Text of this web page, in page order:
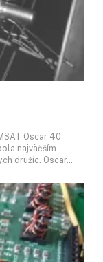
Oscar 40
najväčším
družíc. Oscar…